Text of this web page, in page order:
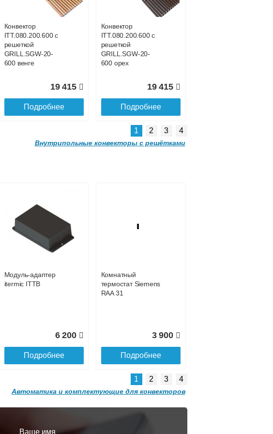
23 035
Подробнее
24 377
Подробнее
champagne
29 809
Подробнее
Конвектор
ITT.080.200.600 с
решеткой
GRILL.SGW-20-
600 венге
19 415
Подробнее
Конвектор
ITT.080.200.600 с
решеткой
GRILL.SGW-20-
600 орех
19 415
Подробнее
Конвектор
ITT.080.200.1200 с
решеткой
GRILL.SGW-20-
32 501
ITT.080.200.1200 с
Конвектор
решеткой
Конвектор
1 2 3 4
Внутрипольные конвекторы с решётками
Модуль-адаптер
itermic ITTB
6 200
Подробнее
Комнатный
термостат Siemens
RAA 31
3 900
Подробнее
1 2 3 4
Автоматика и комплектующие для конвекторов
Ваше имя